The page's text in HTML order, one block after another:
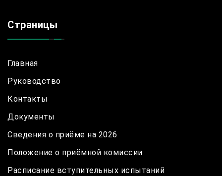
Страницы
Главная
Руководство
Контакты
Документы
Сведения о приёме на 2026
Положение о приёмной комиссии
Расписание вступительных испытаний